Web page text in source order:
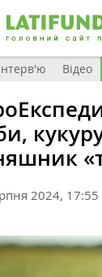
Відео
2024, 17:55